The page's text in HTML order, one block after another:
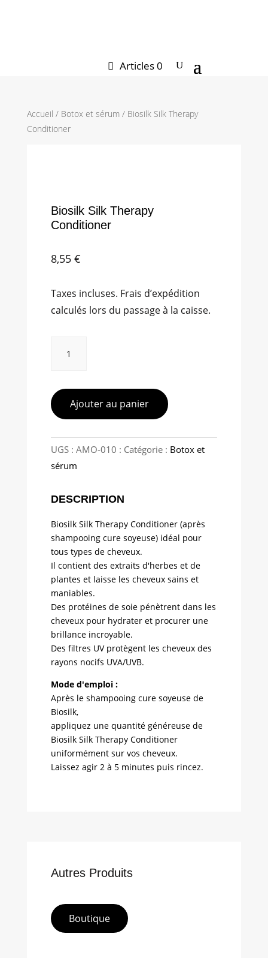
Articles 0
Accueil / Botox et sérum/ Biosilk Silk Therapy
Conditioner
Biosilk Silk Therapy
Conditioner
8,55 €
Taxes incluses. Frais d’expédition
calculés lors du passage à la caisse.
Therapy
Conditioner
Ajouter au panier
UGS : AMO-010 Catégorie : Botox et
sérum
DESCRIPTION
Biosilk Silk Therapy Conditioner (après
shampooing cure soyeuse) idéal pour
tous types de cheveux.
Il contient des extraits d'herbes et de
plantes et laisse les cheveux sains et
maniables.
Des protéines de soie pénètrent dans les
cheveux pour hydrater et procurer une
brillance incroyable.
Des filtres UV protègent les cheveux des
rayons nocifs UVA/UVB.
Mode d'emploi :
Après le shampooing cure soyeuse de
Biosilk,
appliquez une quantité généreuse de
Biosilk Silk Therapy Conditioner
uniformément sur vos cheveux.
Laissez agir 2 à 5 minutes puis rincez.
Autres Produits
Boutique